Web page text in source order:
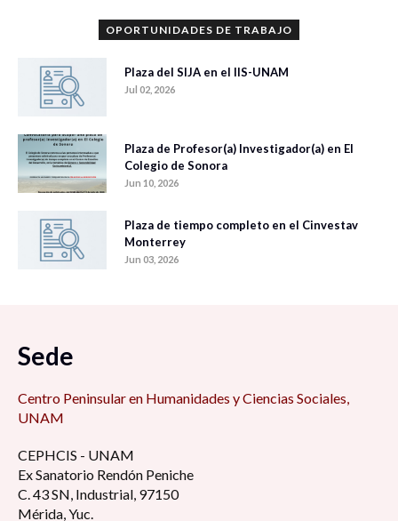
OPORTUNIDADES DE TRABAJO
Plaza del SIJA en el IIS-UNAM
Jul 02, 2026
Plaza de Profesor(a) Investigador(a) en El
Colegio de Sonora
Jun 10, 2026
Plaza de tiempo completo en el Cinvestav
Monterrey
Jun 03, 2026
Sede
Centro Peninsular en Humanidades y Ciencias Sociales,
UNAM
CEPHCIS - UNAM
Ex Sanatorio Rendón Peniche
C. 43 SN, Industrial, 97150
Mérida, Yuc.